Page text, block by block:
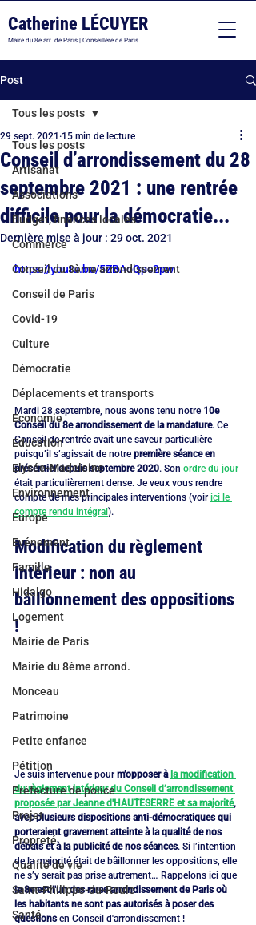
Catherine LÉCUYER
Maire du 8e arr. de Paris | Conseillère de Paris
Post
Tous les posts
Artisanat
Associations
Budget, finances locales
Commerce
Conseil du 8ème arrondissement
Conseil de Paris
Covid-19
Culture
Démocratie
Déplacements et transports
Economie
Education
Elysée-Madeleine
Environnement
Europe
Evénement
Famille
Hidalgo
Logement
Mairie de Paris
Mairie du 8ème arrond.
Monceau
Patrimoine
Petite enfance
Pétition
Préfecture de police
Projet
Propreté
Qualité de vie
Saint-Philippe-du-Roule
Santé
Tous les posts
Conseil d’arrondissement du 28
septembre 2021 : une rentrée
difficile pour la démocratie...
29 sept. 2021 15 min de lecture
Dernière mise à jour : 29 oct. 2021
https://youtu.be/5ZBAoQpc2pw
Mardi 28 septembre, nous avons tenu notre 10e
Conseil du 8e arrondissement de la mandature. Ce
Conseil de rentrée avait une saveur particulière
puisqu’il s’agissait de notre première séance en
présentiel depuis septembre 2020. Son ordre du jour
était particulièrement dense. Je veux vous rendre
compte de mes principales interventions (voir ici le
compte rendu intégral).
Modification du règlement
intérieur : non au
bâillonnement des oppositions
!
Je suis intervenue pour m’opposer à la modification
du règlement intérieur du Conseil d’arrondissement
proposée par Jeanne d'HAUTESERRE et sa majorité,
avec plusieurs dispositions anti-démocratiques qui
porteraient gravement atteinte à la qualité de nos
débats et à la publicité de nos séances. Si l’intention
de la majorité était de bâillonner les oppositions, elle
ne s’y serait pas prise autrement… Rappelons ici que
le 8e est l'un des rares arrondissement de Paris où
les habitants ne sont pas autorisés à poser des
questions en Conseil d'arrondissement !